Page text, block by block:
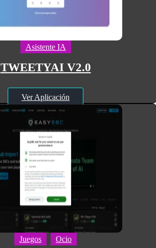
Asistente IA
TWEETYAI V2.0
Ver Aplicación
Juegos Ocio